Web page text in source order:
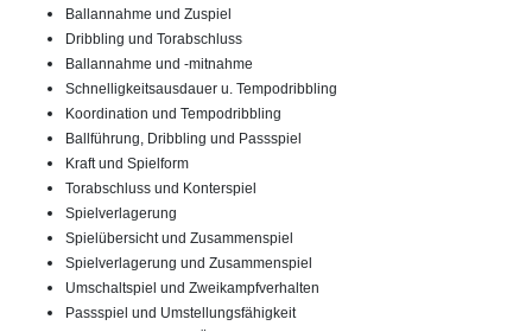
Ballannahme und Zuspiel
Dribbling und Torabschluss
Ballannahme und -mitnahme
Schnelligkeitsausdauer u. Tempodribbling
Koordination und Tempodribbling
Ballführung, Dribbling und Passspiel
Kraft und Spielform
Torabschluss und Konterspiel
Spielverlagerung
Spielübersicht und Zusammenspiel
Spielverlagerung und Zusammenspiel
Umschaltspiel und Zweikampfverhalten
Passspiel und Umstellungsfähigkeit